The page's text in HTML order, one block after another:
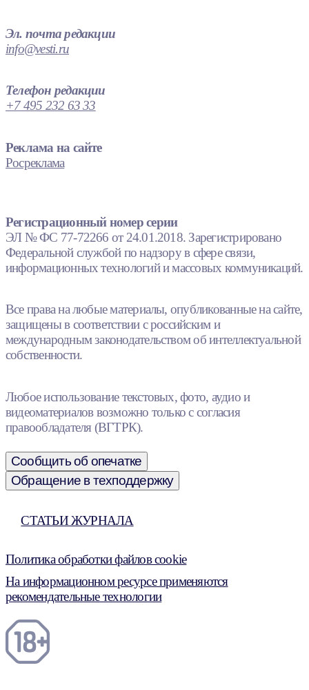
Эл. почта редакции
info@vesti.ru
Телефон редакции
+7 495 232 63 33
Реклама на сайте
Росреклама
Регистрационный номер серии
ЭЛ № ФС 77-72266 от 24.01.2018. Зарегистрировано
Федеральной службой по надзору в сфере связи,
информационных технологий и массовых коммуникаций.
Все права на любые материалы, опубликованные на сайте,
защищены в соответствии с российским и
международным законодательством об интеллектуальной
собственности.
Любое использование текстовых, фото, аудио и
видеоматериалов возможно только с согласия
правообладателя (ВГТРК).
Сообщить об опечатке
Обращение в техподдержку
СТАТЬИ ЖУРНАЛА
Политика обработки файлов cookie
На информационном ресурсе применяются
рекомендательные технологии